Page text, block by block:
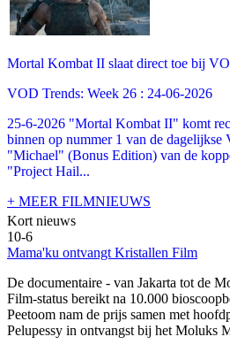
Mortal Kombat II slaat direct toe bij
VOD Trends: Week 26 : 24-06-2026
25-6-2026 "Mortal Kombat II" komt
binnen op nummer 1 van de
"Michael" (Bonus Edition) van de
"Project Hail...
+ MEER FILMNIEUWS
Kort nieuws
10-6
Mama'ku ontvangt Kristallen Film
De documentaire - van Jakarta tot de
Film-status bereikt na 10.000
Peetoom nam de prijs samen met
Pelupessy in ontvangst bij het Moluks